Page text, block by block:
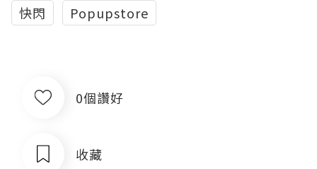
快閃
Popupstore
0個讚好
收藏